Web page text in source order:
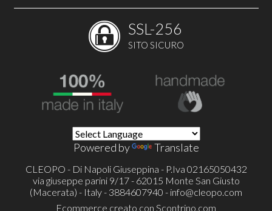
SSL-256
SITO SICURO
Powered by Translate
CLEOPO - Di Napoli Giuseppina - P.Iva 02165050432
via giuseppe parini 9/17 - 62015 Monte San Giusto
(Macerata) - Italy - 3884607940 - info@cleopo.com
Ecommerce creato con Scontrino.com